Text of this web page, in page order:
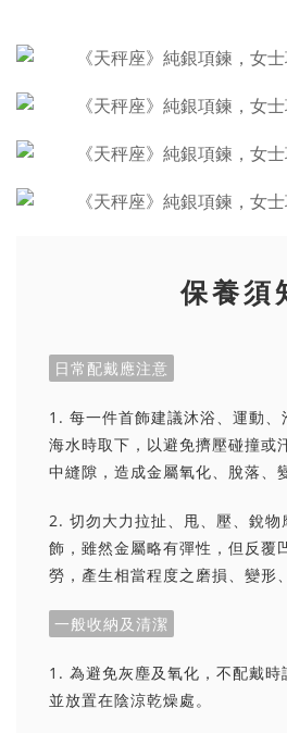
保養須
日常配戴應注意
1. 每一件首飾建議沐浴、運動
海水時取下，以避免擠壓碰撞或
中縫隙，造成金屬氧化、脫落、
2. 切勿大力拉扯、甩、壓、銳物
飾，雖然金屬略有彈性，但反覆
勞，產生相當程度之磨損、變形
一般收納及清潔
1. 為避免灰塵及氧化，不配戴時
並放置在陰涼乾燥處。